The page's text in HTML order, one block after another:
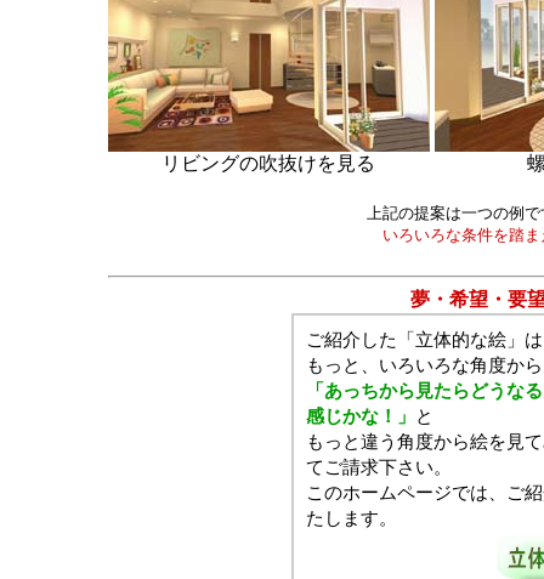
リビングの吹抜けを見る
上記の提案は一つの例で
いろいろな条件を踏
夢・希望・要
ご紹介した「立体的な絵」
もっと、いろいろな角度か
「あっちから見たらどうな
感じかな！」 と
もっと違う角度から絵を見
てご請求下さい。
このホームページでは、ご
たします。